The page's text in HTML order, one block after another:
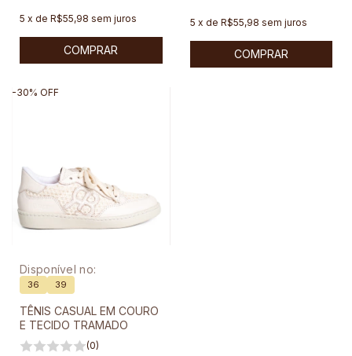
5 x de R$55,98 sem juros
COMPRAR
5 x de R$55,98 sem juros
COMPRAR
Disponível no:
36 39
TÊNIS CASUAL EM COURO
E TECIDO TRAMADO
(0)
-30% OFF